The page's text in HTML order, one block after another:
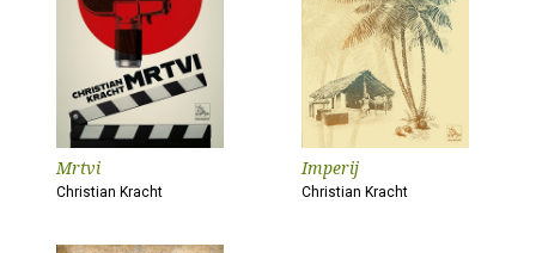
Mrtvi
Christian Kracht
Imperij
Christian Kracht